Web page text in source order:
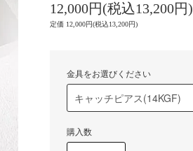
12,000円(税込13,200円)
定価 12,000円(税込13,200円)
金具をお選びください
購入数